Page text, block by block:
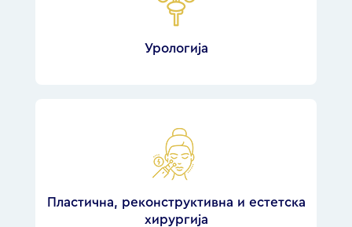
Урологија
Пластична, реконструктивна и естетска
хирургија